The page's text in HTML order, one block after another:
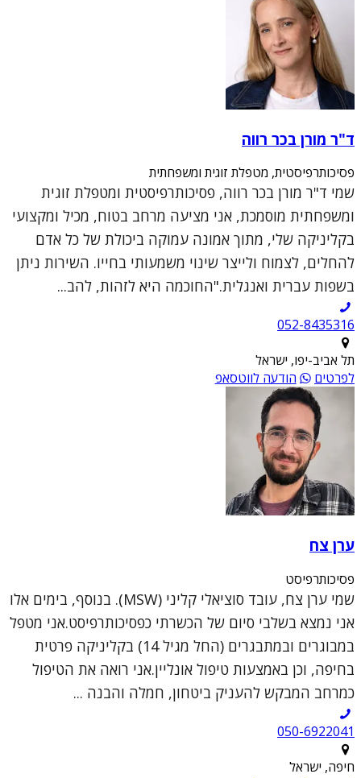
ד"ר מורן בכר רווה
פסיכותרפיסטית, מטפלת זוגית ומשפחתית
שמי ד"ר מורן בכר רווה, פסיכותרפיסטית ומטפלת זוגית
ומשפחתית מוסמכת, אני מציעה מרחב בטוח, מכיל ומקצועי
בקליניקה שלי, מתוך אמונה עמוקה ביכולת של כל אדם
להחלים, לצמוח ולייצר שינוי משמעותי בחייו. השירות ניתן
בשפות עברית ואנגלית."החוכמה היא לזהות, להב...
052-8435316
תל אביב-יפו, ישראל
לפרטים
הודעה לווטסאפ
ערן צח
פסיכותרפיסט
שמי ערן צח, עובד סוציאלי קליני (MSW). בנוסף, בימים אלו
אני נמצא בשלבי סיום של הכשרתי כפסיכותרפיסט.אני מטפל
במבוגרים ובמתבגרים (החל מגיל 14) בקליניקה פרטית
בחיפה, וכן באמצעות טיפול אונליין.אני רואה את הטיפול
כמרחב המבקש להעניק ביטחון, חמלה והבנה ...
050-6922041
חיפה, ישראל